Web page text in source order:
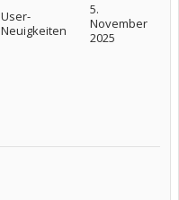
User-
Neuigkeiten
5.
November
2025